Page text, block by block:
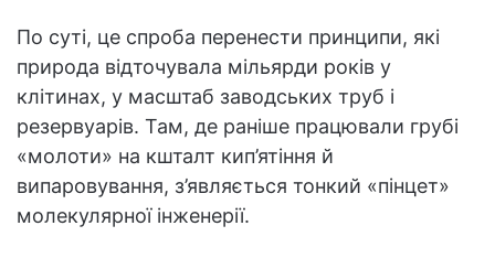
По суті, це спроба перенести принципи, які
природа відточувала мільярди років у
клітинах, у масштаб заводських труб і
резервуарів. Там, де раніше працювали грубі
«молоти» на кшталт кип’ятіння й
випаровування, з’являється тонкий «пінцет»
молекулярної інженерії.